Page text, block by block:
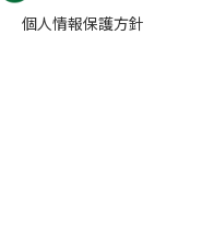
個人情報保護方針